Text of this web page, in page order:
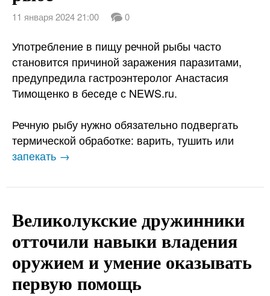
11 января 2024 21:00 0
Употребление в пищу речной рыбы часто
становится причиной заражения паразитами,
предупредила гастроэнтеролог Анастасия
Тимощенко в беседе с NEWS.ru.
Речную рыбу нужно обязательно подвергать
термической обработке: варить, тушить или
запекать →
Великолукские дружинники
отточили навыки владения
оружием и умение оказывать
первую помощь